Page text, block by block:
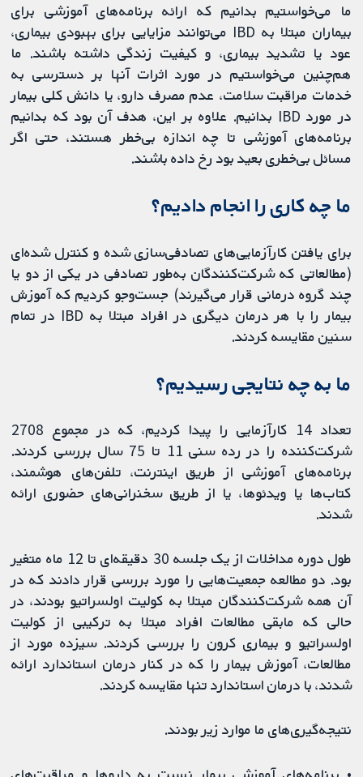
ما می‌خواستیم بدانیم که ارائه برنامه‌های آموزشی برای
بیماران مبتلا به IBD می‌توانند مزایایی برای بهبودی بیماری،
عود یا تشدید بیماری، و کیفیت زندگی داشته باشند. ما
هم‌چنین می‌خواستیم در مورد اثرات آنها بر دسترسی به
خدمات مراقبت سلامت، عدم مصرف دارو، یا دانش کلی بیمار
در مورد IBD بدانیم. علاوه بر این، هدف آن بود که بدانیم
برنامه‌های آموزشی تا چه اندازه بی‌خطر هستند، حتی اگر
مسائل بی‌خطری بعید بود رخ داده باشند.
ما چه کاری را انجام دادیم؟
برای یافتن کارآزمایی‌های تصادفی‌سازی شده و کنترل شده‌ای
(مطالعاتی که شرکت‌کنندگان به‌طور تصادفی در یکی از دو یا
چند گروه درمانی قرار می‌گیرند) جست‌وجو کردیم که آموزش
بیمار را با هر درمان دیگری در افراد مبتلا به IBD در تمام
سنین مقایسه کردند.
ما به چه نتایجی رسیدیم؟
تعداد 14 کارآزمایی را پیدا کردیم، که در مجموع 2708
شرکت‌کننده را در رده سنی 11 تا 75 سال بررسی کردند.
برنامه‌های آموزشی از طریق اینترنت، تلفن‌های هوشمند،
کتاب‌ها یا ویدئوها، یا از طریق سخنرانی‌های حضوری ارائه
شدند.
طول دوره مداخلات از یک جلسه 30 دقیقه‌ای تا 12 ماه متغیر
بود. دو مطالعه جمعیت‌هایی را مورد بررسی قرار دادند که در
آن همه شرکت‌کنندگان مبتلا به کولیت اولسراتیو بودند، در
حالی که مابقی مطالعات افراد مبتلا به ترکیبی از کولیت
اولسراتیو و بیماری کرون را بررسی کردند. سیزده مورد از
مطالعات، آموزش بیمار را که در کنار درمان استاندارد ارائه
شدند، با درمان استاندارد تنها مقایسه کردند.
نتیجه‌گیری‌های ما موارد زیر بودند.